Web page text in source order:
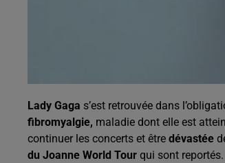
Lady Gaga s’est retrouvée dans
fibromyalgie, maladie dont elle est
continuer les concerts et être dévastée
du Joanne World Tour qui sont